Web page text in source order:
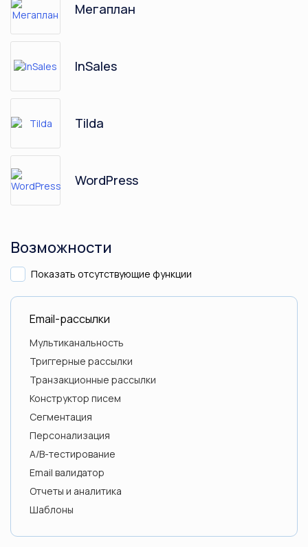
Мегаплан
InSales
Tilda
WordPress
CS-Cart
YCLIENTS
Lite PMS
Shelter PMS
Возможности
Показать отсутствующие функции
Email-рассылки
Мультиканальность
Триггерные рассылки
Транзакционные рассылки
Конструктор писем
Сегментация
Персонализация
A/B-тестирование
Email валидатор
Отчеты и аналитика
Шаблоны